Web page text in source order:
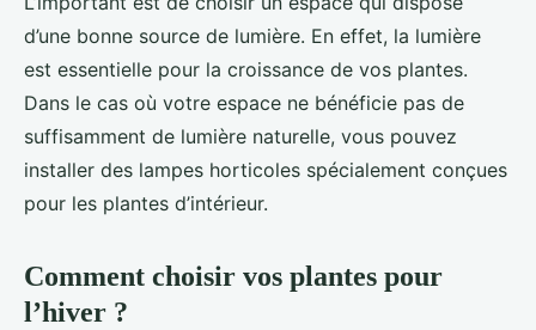
d’une bonne source de lumière. En effet, la lumière
est essentielle pour la croissance de vos plantes.
Dans le cas où votre espace ne bénéficie pas de
suffisamment de lumière naturelle, vous pouvez
installer des lampes horticoles spécialement conçues
pour les plantes d’intérieur.
Comment choisir vos plantes pour
l’hiver ?